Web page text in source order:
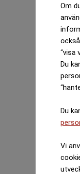
Om
“visa
Du
Du
Vi